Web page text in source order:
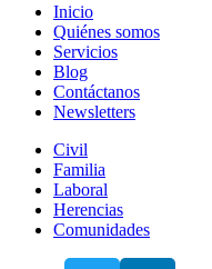
Inicio
Quiénes somos
Servicios
Blog
Contáctanos
Newsletters
Civil
Familia
Laboral
Herencias
Comunidades